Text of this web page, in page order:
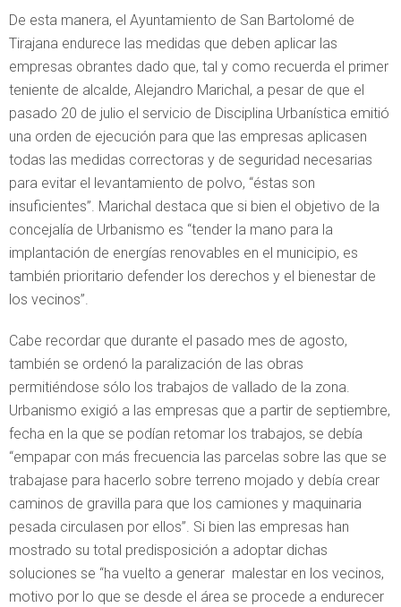
De esta manera, el Ayuntamiento de San Bartolomé de
Tirajana endurece las medidas que deben aplicar las
empresas obrantes dado que, tal y como recuerda el primer
teniente de alcalde, Alejandro Marichal, a pesar de que el
pasado 20 de julio el servicio de Disciplina Urbanística emitió
una orden de ejecución para que las empresas aplicasen
todas las medidas correctoras y de seguridad necesarias
para evitar el levantamiento de polvo, “éstas son
insuficientes”. Marichal destaca que si bien el objetivo de la
concejalía de Urbanismo es “tender la mano para la
implantación de energías renovables en el municipio, es
también prioritario defender los derechos y el bienestar de
los vecinos”.
Cabe recordar que durante el pasado mes de agosto,
también se ordenó la paralización de las obras
permitiéndose sólo los trabajos de vallado de la zona.
Urbanismo exigió a las empresas que a partir de septiembre,
fecha en la que se podían retomar los trabajos, se debía
“empapar con más frecuencia las parcelas sobre las que se
trabajase para hacerlo sobre terreno mojado y debía crear
caminos de gravilla para que los camiones y maquinaria
pesada circulasen por ellos”. Si bien las empresas han
mostrado su total predisposición a adoptar dichas
soluciones se “ha vuelto a generar malestar en los vecinos,
motivo por lo que se desde el área se procede a endurecer